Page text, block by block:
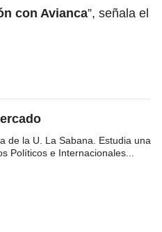
con Avianca”, señala el
de la U. La Sabana. Estudia una
Políticos e Internacionales